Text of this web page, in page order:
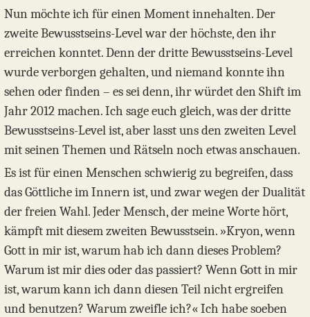
Nun möchte ich für einen Moment innehalten. Der
zweite Bewusstseins-Level war der höchste, den ihr
erreichen konntet. Denn der dritte Bewusstseins-Level
wurde verborgen gehalten, und niemand konnte ihn
sehen oder finden – es sei denn, ihr würdet den Shift im
Jahr 2012 machen. Ich sage euch gleich, was der dritte
Bewusstseins-Level ist, aber lasst uns den zweiten Level
mit seinen Themen und Rätseln noch etwas anschauen.
Es ist für einen Menschen schwierig zu begreifen, dass
das Göttliche im Innern ist, und zwar wegen der Dualität
der freien Wahl. Jeder Mensch, der meine Worte hört,
kämpft mit diesem zweiten Bewusstsein. »Kryon, wenn
Gott in mir ist, warum hab ich dann dieses Problem?
Warum ist mir dies oder das passiert? Wenn Gott in mir
ist, warum kann ich dann diesen Teil nicht ergreifen
und benutzen? Warum zweifle ich?« Ich habe soeben